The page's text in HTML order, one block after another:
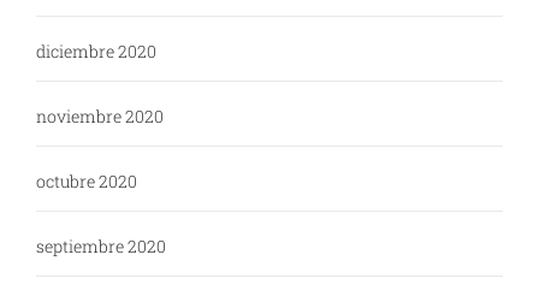
diciembre 2020
noviembre 2020
octubre 2020
septiembre 2020